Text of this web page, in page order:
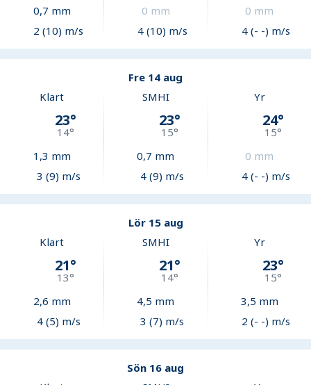
0,7 mm
2 (10) m/s
0 mm
4 (10) m/s
0 mm
4 (- -) m/s
Fre 14 aug
Klart
23°
14°
1,3 mm
3 (9) m/s
SMHI
23°
15°
0,7 mm
4 (9) m/s
Yr
24°
15°
0 mm
4 (- -) m/s
Lör 15 aug
Klart
21°
13°
2,6 mm
4 (5) m/s
SMHI
21°
14°
4,5 mm
3 (7) m/s
Yr
23°
15°
3,5 mm
2 (- -) m/s
Sön 16 aug